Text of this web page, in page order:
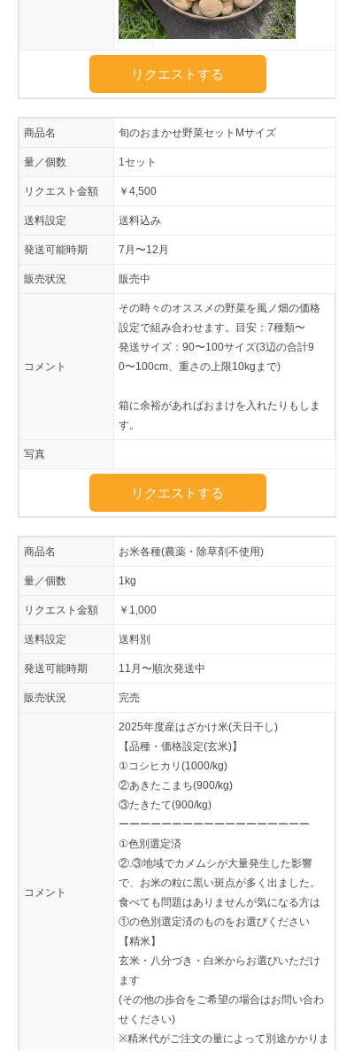
リクエストする
商品名 旬のおまかせ野菜セットMサイズ
量／個数 1セット
リクエスト金額 ￥4,500
送料設定 送料込み
発送可能時期 7月〜12月
販売状況 販売中
コメント
その時々のオススメの野菜を風ノ畑の価格
設定で組み合わせます。目安：7種類〜
発送サイズ：90〜100サイズ(3辺の合計9
0〜100cm、重さの上限10kgまで)
箱に余裕があればおまけを入れたりもしま
す。
写真
リクエストする
商品名 お米各種(農薬・除草剤不使用)
量／個数 1kg
リクエスト金額 ￥1,000
送料設定 送料別
発送可能時期 11月〜順次発送中
販売状況 完売
コメント
2025年度産はざかけ米(天日干し)
【品種・価格設定(玄米)】
①コシヒカリ(1000/kg)
②あきたこまち(900/kg)
③たきたて(900/kg)
ーーーーーーーーーーーーーーーーーー
①色別選定済
②.③地域でカメムシが大量発生した影響
で、お米の粒に黒い斑点が多く出ました。
食べても問題はありませんが気になる方は
①の色別選定済のものをお選びください
【精米】
玄米・八分づき・白米からお選びいただけ
ます
(その他の歩合をご希望の場合はお問い合わ
せください)
※精米代がご注文の量によって別途かかりま